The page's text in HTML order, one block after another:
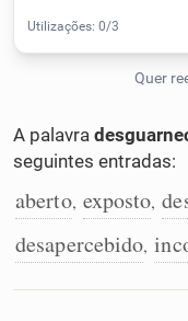
Detector de IA
Humanizador de
Cata-letras
A palavra
seguintes entradas:
aberto, exposto,
desapercebido,